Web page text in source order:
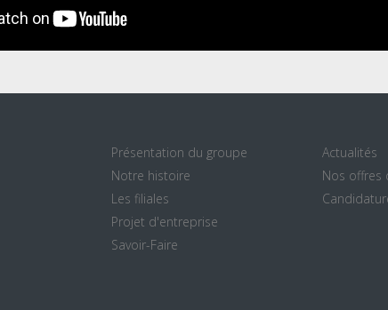
Présentation du groupe
Notre histoire
Les filiales
Projet d'entreprise
Savoir-Faire
Actualités
Nos offres